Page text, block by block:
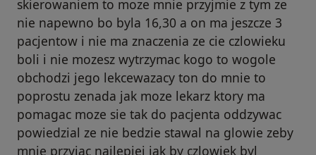
skierowaniem to moze mnie przyjmie z tym ze
nie napewno bo byla 16,30 a on ma jeszcze 3
pacjentow i nie ma znaczenia ze cie czlowieku
boli i nie mozesz wytrzymac kogo to wogole
obchodzi jego lekcewazacy ton do mnie to
poprostu zenada jak moze lekarz ktory ma
pomagac moze sie tak do pacjenta oddzywac
powiedzial ze nie bedzie stawal na glowie zeby
mnie przyjac najlepiej jak by czlowiek byl